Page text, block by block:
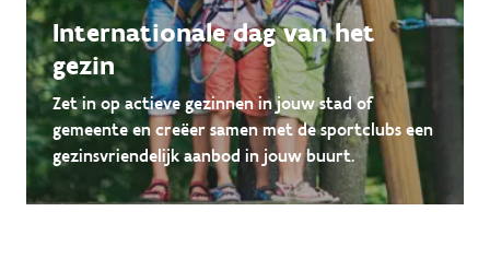
Internationale dag van het
gezin
Zet in op actieve gezinnen in jouw stad of
gemeente en creëer samen met de sportclubs een
gezinsvriendelijk aanbod in jouw buurt.